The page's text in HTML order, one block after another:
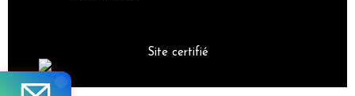
Site certifié